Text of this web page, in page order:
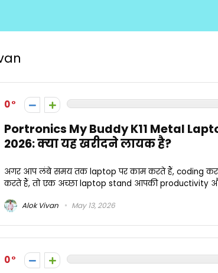
0
Portronics My Buddy K11 Metal
2026: क्या यह खरीदने लायक है?
अगर आप लंबे समय तक laptop पर काम करते हैं, coding
करते हैं, तो एक अच्छा laptop stand आपकी productivity
Alok Vivan May 13, 2026
0